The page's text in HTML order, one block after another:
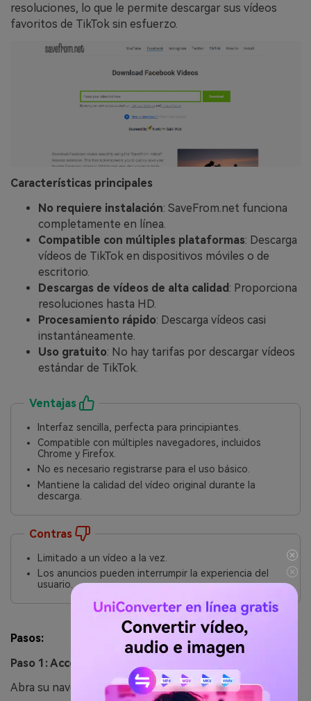
resoluciones, lo que le permite descargar sus vídeos
favoritos de TikTok sin esfuerzo.
Características principales
No requiere instalación: SaveFrom.net funciona
completamente en línea.
Compatible con múltiples plataformas: Descarga
vídeos de TikTok en dispositivos móviles o de
escritorio.
Descargas de vídeos de alta calidad : Proporciona
resoluciones hasta HD.
Procesamiento rápido: Descarga vídeos casi
instantáneamente.
Uso gratuito: No hay tarifas por descargar vídeos
estándar de TikTok.
Ventajas
Interfaz sencilla, perfecta para principiantes.
Compatible con múltiples navegadores, incluidos
Chrome y Firefox.
No es necesario registrarse para el uso básico.
Mantiene la calidad del vídeo original durante la
descarga.
Contras
Limitado a un vídeo a la vez.
Los anuncios pueden interrumpir la experiencia del
usuario.
Pasos:
Paso 1: Acceder al sitio web
Abra su navegador y visite SaveFrom.net.